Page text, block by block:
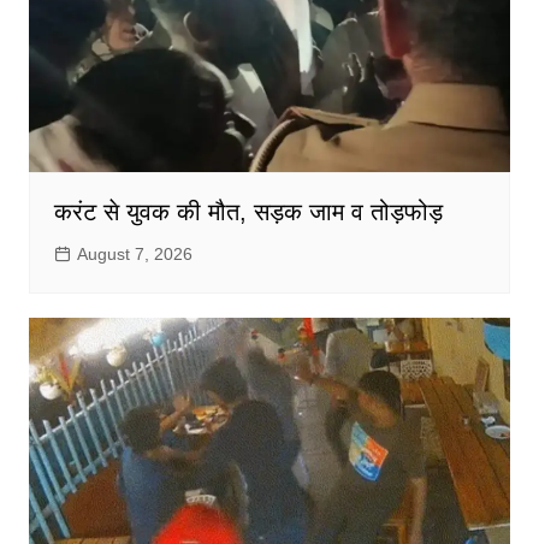
करंट से युवक की मौत, सड़क जाम व तोड़फोड़
August 7, 2026